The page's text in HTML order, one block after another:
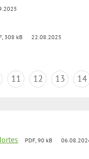
308 kB 22.08.2025
11 12 13 14
PDF, 90 kB